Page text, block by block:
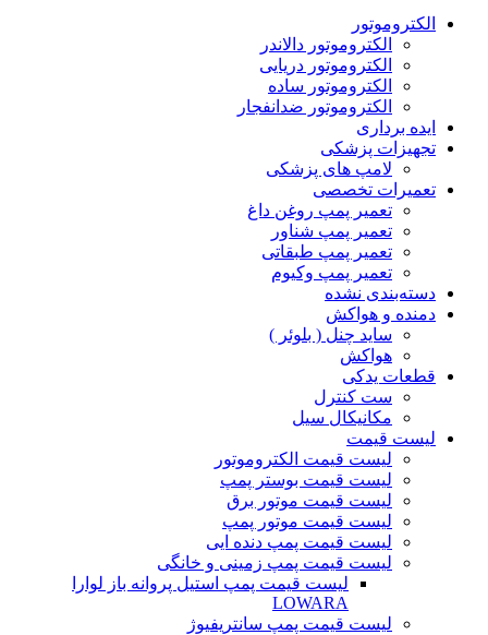
الکتروموتور
الکتروموتور دالاندر
الکتروموتور دریایی
الکتروموتور ساده
الکتروموتور ضدانفجار
ایده برداری
تجهیزات پزشکی
لامپ های پزشکی
تعمیرات تخصصی
تعمیر پمپ روغن داغ
تعمیر پمپ شناور
تعمیر پمپ طبقاتی
تعمیر پمپ وکیوم
دسته‌بندی نشده
دمنده و هواکش
ساید چنل ( بلوئر )
هواکش
قطعات یدکی
ست کنترل
مکانیکال سیل
لیست قیمت
لیست قیمت الکتروموتور
لیست قیمت بوستر پمپ
لیست قیمت موتور برق
لیست قیمت موتور پمپ
لیست قیمت پمپ دنده ایی
لیست قیمت پمپ زمینی و خانگی
ليست قيمت پمپ استيل پروانه باز لوارا
LOWARA
لیست قیمت پمپ سانتریفیوژ